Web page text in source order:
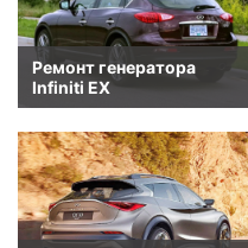
Ремонт генератора
Infiniti EX